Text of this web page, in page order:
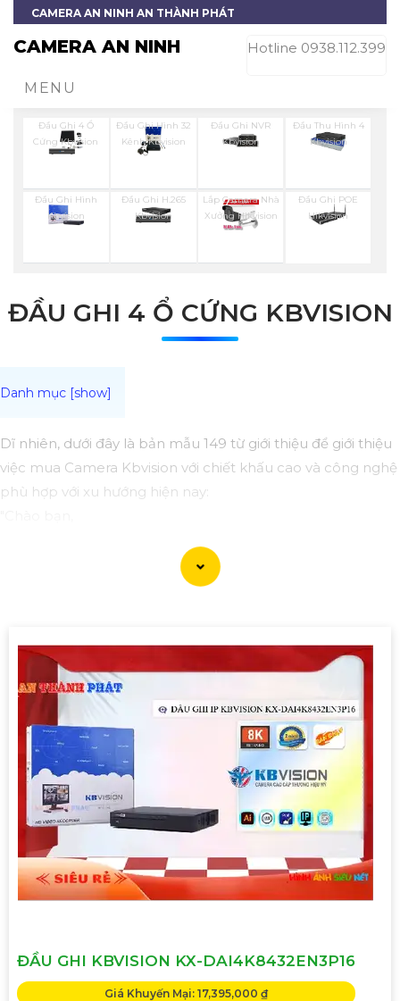
CAMERA AN NINH AN THÀNH PHÁT
CAMERA AN NINH Hotline 0938.112.399
MENU
Đầu Ghi 4 Ổ
Cứng Kbvision
Đầu Ghi Hình 32
Kênh Kbvision
Đầu Ghi NVR
Kbvision
Đầu Thu Hình 4
Kbvision
Đầu Ghi Hình
Kbvision
Đầu Ghi H.265
Kbvision
Lắp Camera Nhà
Xưởng Hikvision
Đầu Ghi POE
Hikvision
ĐẦU GHI 4 Ổ CỨNG KBVISION
Dĩ nhiên, dưới đây là bản mẫu 149 từ giới thiệu để giới thiệu
việc mua Camera Kbvision với chiết khấu cao và công nghệ
phù hợp với xu hướng hiện nay:
chiết khấu hấp dẫn? Hãy cân nhắc đến Camera Kbvision -
dòng sản phẩm chất lượng hàng đầu với công nghệ hiện
chất lượng mà còn có nhiều tính năng thông minh như
hồng ngoại, cảm biến chuyển động, và khả năng kết nối
mạng linh hoạt.
Đặt mua ngay hôm nay để hưởng chiết khấu cao và bảo vệ
ngôi nhà, cửa hàng hoặc văn phòng của bạn một cách
hiệu quả.
Hãy liên hệ với chúng tôi để được tư vấn chi tiết và giúp bạn
lựa chọn Camera Kbvision phù hợp nhất với nhu cầu của
bạn!
Trân trọng,"
Hy vọng bạn sẽ hài lòng với bản mẫu này. Nếu bạn cần
viết lại Cung cấp cho công trình.
ĐẦU GHI KBVISION KX-DAI4K8432EN3P16
Giá Khuyến Mại: 17,395,000 ₫